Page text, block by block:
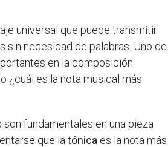
universal que puede transmitir
sin necesidad de palabras. Uno de
en la composición
¿cuál es la nota musical más
fundamentales en una pieza
que la tónica es la nota más